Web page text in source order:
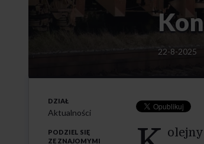
22-8-2025
DZIAŁ
Aktualności
PODZIEL SIĘ
ZE ZNAJOMYMI